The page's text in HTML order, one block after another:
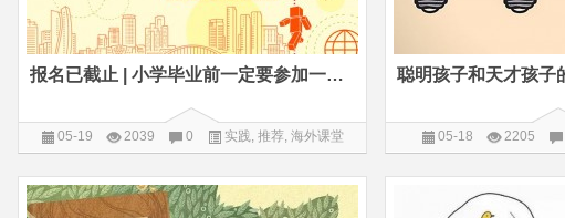
报名已截止 | 小学毕业前一定要参加一场美式跨学科夏令营
05-19 2039 0 实践, 推荐, 海外课堂 05-18 2205